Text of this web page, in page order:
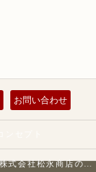
お問い合わせ
東京の清掃･株式会社松永商店の評判